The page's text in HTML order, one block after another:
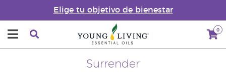
Elige tu objetivo de bienestar
0
Surrender